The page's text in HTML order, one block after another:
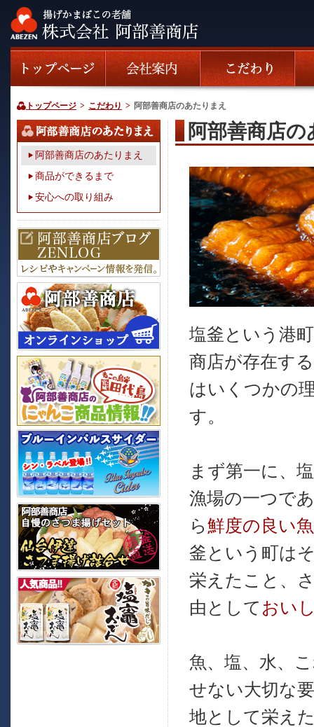
トップページ > こだわり > 阿部善商店のあたりまえ
阿部善商店のあたりまえ
商品ができるまで
安心への取り組み
阿部善商店
塩釜という港
商店が存在す
はいくつかの
す。
まず第一に、
漁場の一つで
ら鮮度の良い魚
釜という町は
栄えたこと、
由として おい
魚、塩、水、
せない大切な
地として栄え